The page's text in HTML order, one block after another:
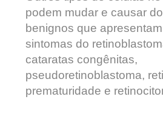
podem mudar e causar
benignos que
sintomas do
cataratas congênitas,
pseudoretinoblastoma,
prematuridade e